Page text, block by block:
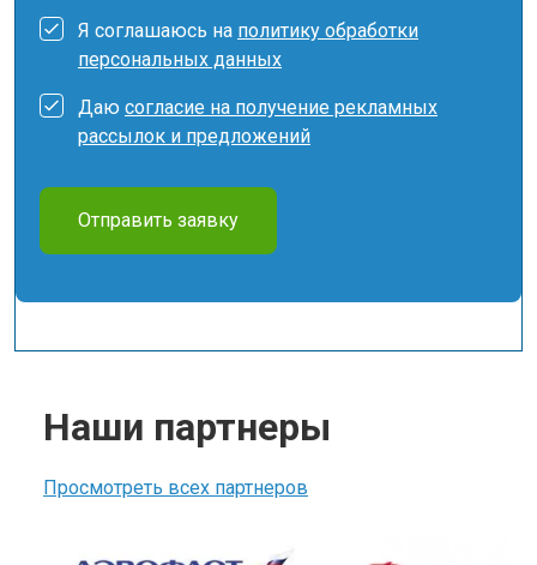
Я соглашаюсь на политику обработки
персональных данных
Даю согласие на получение рекламных
рассылок и предложений
Отправить заявку
Наши партнеры
Просмотреть всех партнеров